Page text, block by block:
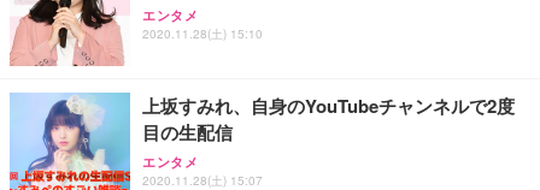
エンタメ
2020.11.28(土) 15:10
上坂すみれ、自身のYouTubeチャンネルで2度
目の生配信
エンタメ
2020.11.28(土) 15:07